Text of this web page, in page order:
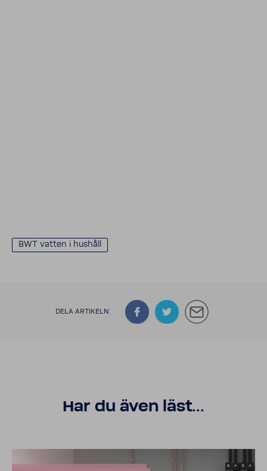
BWT vatten i hushåll
DELA ARTI­KELN:
Har du även läst...